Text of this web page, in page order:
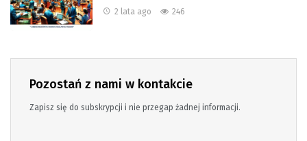
2 lata ago 246
Pozostań z nami w kontakcie
Zapisz się do subskrypcji i nie przegap żadnej informacji.